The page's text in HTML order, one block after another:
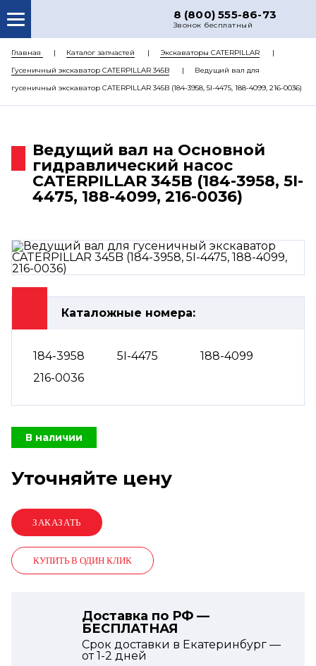
8 (800) 555-86-73
Звонок бесплатный
О НАС
КАТАЛОГ ЗАПЧАСТЕЙ
РЕМОНТ
ЦЕНЫ
КОНТАКТЫ
Главная Каталог запчастей
Экскаваторы CATERPILLAR
Гусеничный экскаватор CATERPILLAR 345B
Ведущий вал для
гусеничный экскаватор CATERPILLAR 345B (184-3958, 5I-4475, 188-4099, 216-0036)
Ведущий вал на Основной
гидравлический насос
CATERPILLAR 345B (184-3958, 5I-
4475, 188-4099, 216-0036)
Каталожные номера:
184-3958 5I-4475
188-4099
216-0036
В наличии
Уточняйте цену
КУПИТЬ В ОДИН КЛИК
Доставка по РФ —
БЕСПЛАТНАЯ
Срок доставки в Екатеринбург —
от1-2 дней